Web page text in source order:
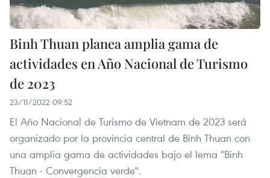
Binh Thuan planea amplia gama de
actividades en Año Nacional de Turismo
de 2023
23/11/2022 09:52
El Año Nacional de Turismo de Vietnam de 2023 será
organizado por la provincia central de Binh Thuan con
una amplia gama de actividades bajo el lema "Binh
Thuan - Convergencia verde".